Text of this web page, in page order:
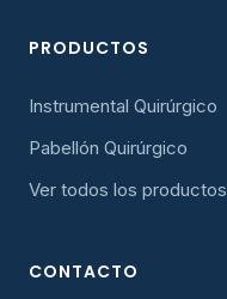
PRODUCTOS
Instrumental Quirúrgico
Pabellón Quirúrgico
Ver todos los productos
CONTACTO